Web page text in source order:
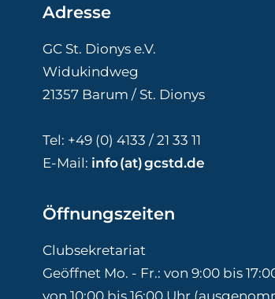
Adresse
GC St. Dionys e.V.
Widukindweg
21357 Barum / St. Dionys
Tel: +49 (0) 4133 / 21 33 11
E-Mail: info (at) gcstd.de
Öffnungszeiten
Clubsekretariat
Geöffnet Mo. - Fr.: von 9:00 bis
von 10:00 bis 16:00 Uhr